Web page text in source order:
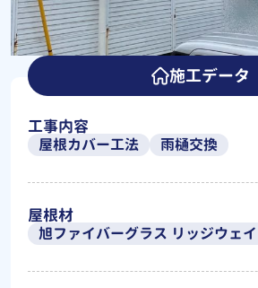
施工データ
工事内容
屋根カバー工法 雨樋交換
屋根材
旭ファイバーグラス リッジウェイ